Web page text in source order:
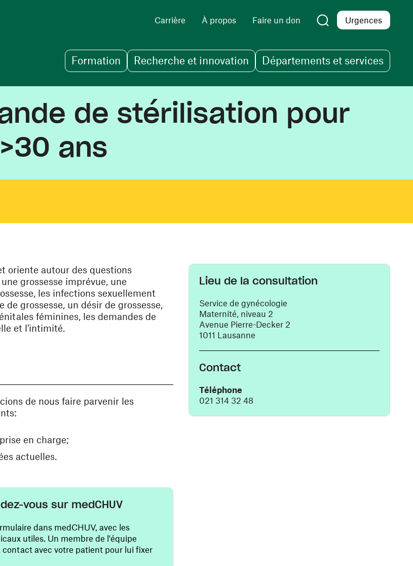
Carrière À propos Faire un don Urgences
Formation Recherche et innovation Départements et services
de stérilisation pour
ans
oriente autour des questions
grossesse imprévue, une
les infections sexuellement
grossesse, un désir de grossesse,
féminines, les demandes de
et l'intimité.
de nous faire parvenir les
en charge;
actuelles.
vous sur medCHUV
dans medCHUV, avec les
utiles. Un membre de l'équipe
avec votre patient pour lui fixer
Lieu de la consultation
Service de gynécologie
Maternité, niveau 2
Avenue Pierre-Decker 2
1011 Lausanne
Contact
Téléphone
021 314 32 48